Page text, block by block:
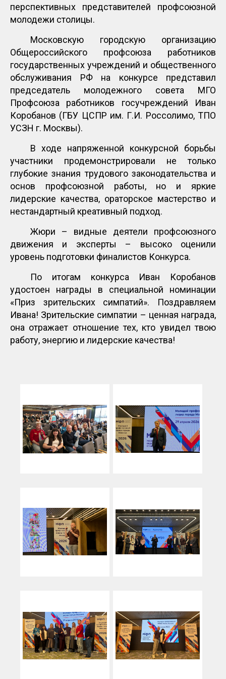
перспективных представителей профсоюзной
молодежи столицы.
Московскую городскую организацию
Общероссийского профсоюза работников
государственных учреждений и общественного
обслуживания РФ на конкурсе представил
председатель молодежного совета МГО
Профсоюза работников госучреждений Иван
Коробанов (ГБУ ЦСПР им. Г.И. Россолимо, ТПО
УСЗН г. Москвы).
В ходе напряженной конкурсной борьбы
участники продемонстрировали не только
глубокие знания трудового законодательства и
основ профсоюзной работы, но и яркие
лидерские качества, ораторское мастерство и
нестандартный креативный подход.
Жюри – видные деятели профсоюзного
движения и эксперты – высоко оценили
уровень подготовки финалистов Конкурса.
По итогам конкурса Иван Коробанов
удостоен награды в специальной номинации
«Приз зрительских симпатий». Поздравляем
Ивана! Зрительские симпатии – ценная награда,
она отражает отношение тех, кто увидел твою
работу, энергию и лидерские качества!